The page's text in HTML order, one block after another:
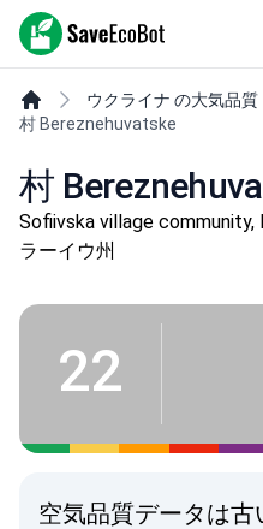
SaveEcoBot
ウクライナ の大気品質
村 Bereznehuvatske
村
Sofiivska village
ラーイウ州
22
空気品質データは古